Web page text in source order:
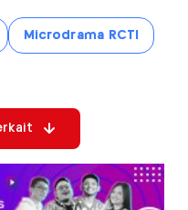
Microdrama RCTI